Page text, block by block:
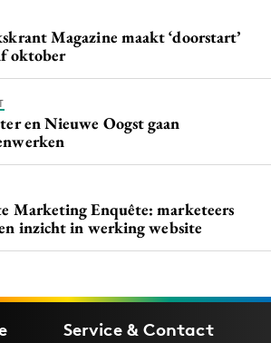
Magazine maakt ‘doorstart’
oktober
en Nieuwe Oogst gaan
Marketing Enquête: marketeers
inzicht in werking website
Service & Contact